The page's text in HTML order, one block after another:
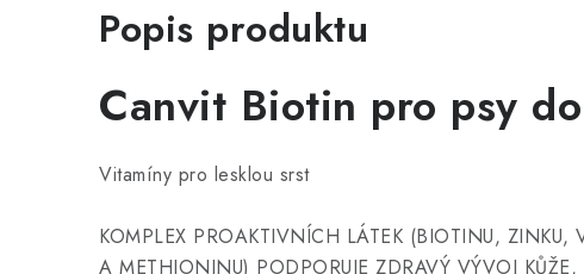
Popis produktu
Canvit Biotin pro psy
Vitamíny pro lesklou srst
KOMPLEX PROAKTIVNÍCH LÁTEK (BIOTINU, ZINKU,
A METHIONINU) PODPORUJE ZDRAVÝ VÝVOJ KŮŽE,